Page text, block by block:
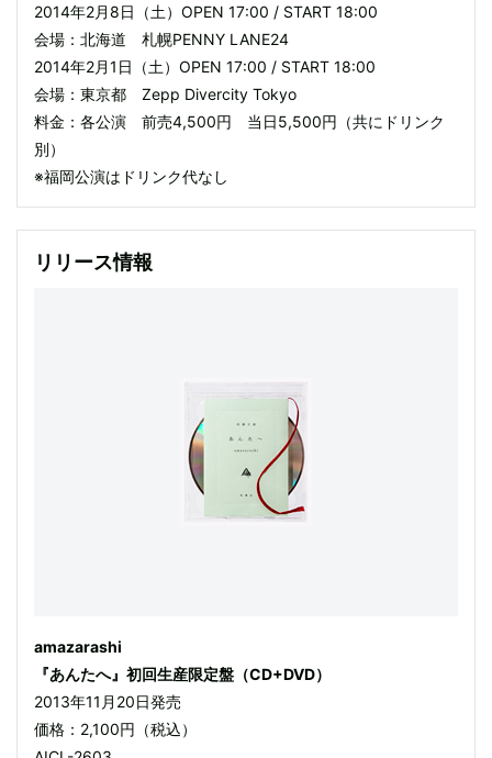
2014年2月8日（土）OPEN 17:00 / START 18:00
会場：北海道 札幌PENNY LANE24
2014年2月1日（土）OPEN 17:00 / START 18:00
会場：東京都 Zepp Divercity Tokyo
料金：各公演 前売4,500円 当日5,500円（共にドリンク
別）
※福岡公演はドリンク代なし
リリース情報
amazarashi
『あんたへ』初回生産限定盤（CD+DVD）
2013年11月20日発売
価格：2,100円（税込）